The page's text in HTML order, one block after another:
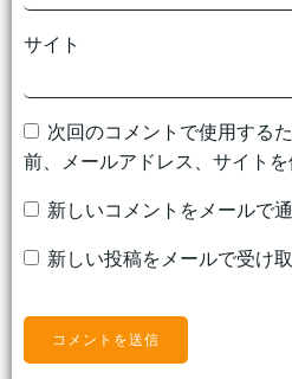
サイト
次回のコメントで使用する
前、メールアドレス、サイトを
新しいコメントをメールで
新しい投稿をメールで受け